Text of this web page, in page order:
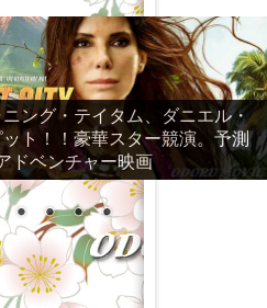
ング・テイタム、ダニエル・
ト！！豪華スター競演。予測
ドベンチャー映画